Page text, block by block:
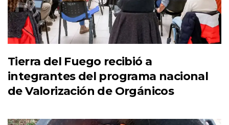
Tierra del Fuego recibió a
integrantes del programa nacional
de Valorización de Orgánicos